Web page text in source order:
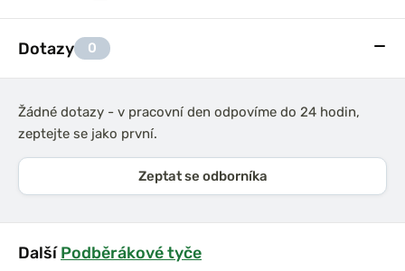
Dotazy 0
Žádné dotazy - v pracovní den odpovíme do 24 hodin,
zeptejte se jako první.
Zeptat se odborníka
DalšíPodběrákové tyče